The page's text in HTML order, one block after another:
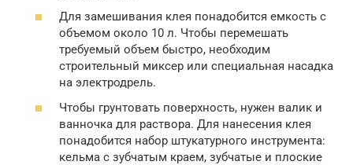
Для замешивания клея понадобится емкость с
объемом около 10 л. Чтобы перемешать
требуемый объем быстро, необходим
строительный миксер или специальная насадка
на электродрель.
Чтобы грунтовать поверхность, нужен валик и
ванночка для раствора. Для нанесения клея
понадобится набор штукатурного инструмента:
кельма с зубчатым краем, зубчатые и плоские